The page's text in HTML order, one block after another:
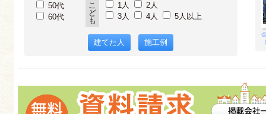
50代
60代
こ
ど
も
1人
2人
3人
4人 5人以上